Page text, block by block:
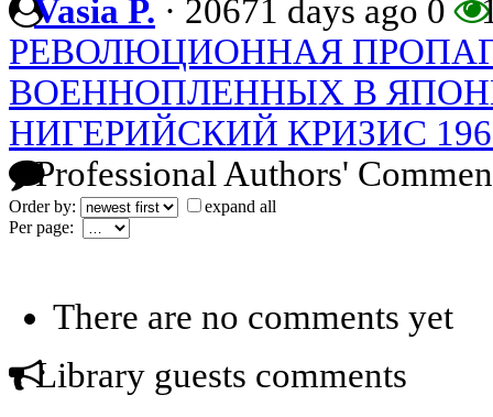
Vasia P. · 20671 days ago 0
РЕВОЛЮЦИОННАЯ
ВОЕННОПЛЕННЫХ В
НИГЕРИЙСКИЙ КРИЗИС
Professional Authors'
Order by:
expand all
Per page:
There are no comments yet
Library guests comments